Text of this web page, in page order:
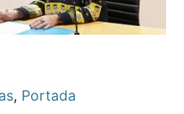
, Portada